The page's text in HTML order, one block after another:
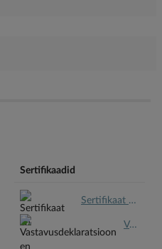
Sertifikaadid
Sertifikaat en.pdf
Vastavusdeklaratsioon en.pdf